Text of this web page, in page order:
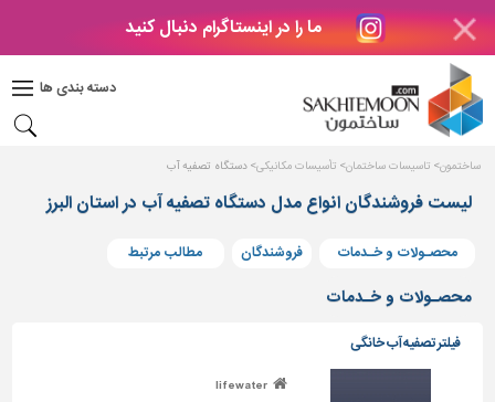
ما را در اینستاگرام دنبال کنید
دسته بندی ها
دکوراسیون
بتن
های
بتنی
و
پنجره
ساختمانی
ساختمون تاسیسات ساختمان تأسیسات مکانیکی دستگاه تصفیه آب
لیست فروشندگان انواع مدل دستگاه تصفیه آب در استان البرز
محصـولات و خـدمات فروشندگان مطالب مرتبط
محصـولات و خـدمات
فیلتر تصفیه آب خانگی
lifewater